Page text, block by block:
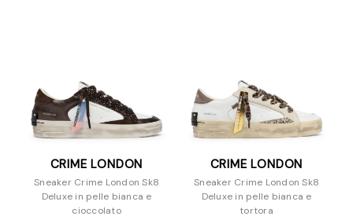
CRIME LONDON
Sneaker Crime London Sk8
Deluxe in pelle bianca e
cioccolato
CRIME LONDON
Sneaker Crime London Sk8
Deluxe in pelle bianca e
tortora